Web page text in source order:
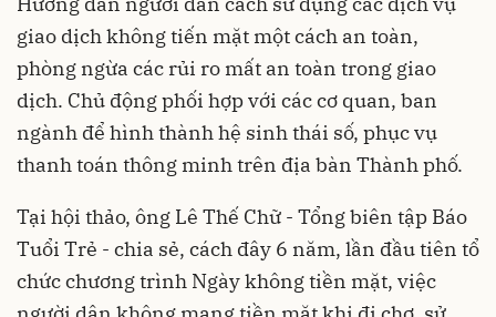
giao dịch không tiến mặt một cách an toàn,
phòng ngừa các rủi ro mất an toàn trong giao
dịch. Chủ động phối hợp với các cơ quan, ban
ngành để hình thành hệ sinh thái số, phục vụ
thanh toán thông minh trên địa bàn Thành phố.
Tại hội thảo, ông Lê Thế Chữ - Tổng biên tập Báo
Tuổi Trẻ - chia sẻ, cách đây 6 năm, lần đầu tiên tổ
chức chương trình Ngày không tiền mặt, việc